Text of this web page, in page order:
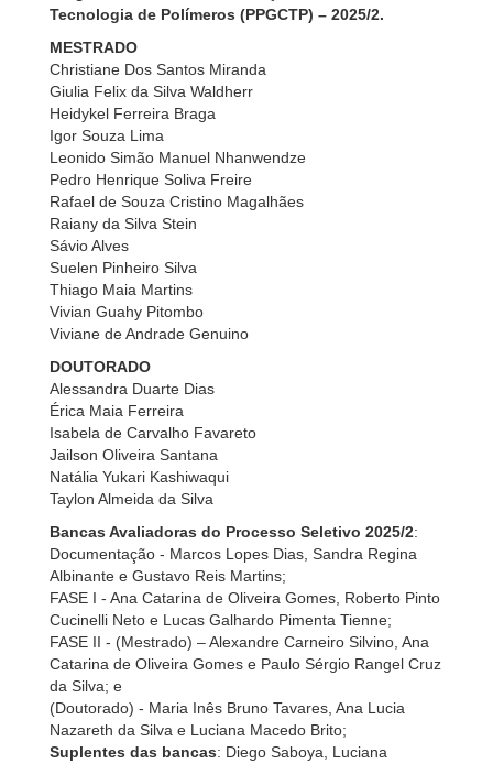
Tecnologia de Polímeros (PPGCTP) – 2025/2.
MESTRADO
Christiane Dos Santos Miranda
Giulia Felix da Silva Waldherr
Heidykel Ferreira Braga
Igor Souza Lima
Leonido Simão Manuel Nhanwendze
Pedro Henrique Soliva Freire
Rafael de Souza Cristino Magalhães
Raiany da Silva Stein
Sávio Alves
Suelen Pinheiro Silva
Thiago Maia Martins
Vivian Guahy Pitombo
Viviane de Andrade Genuino
DOUTORADO
Alessandra Duarte Dias
Érica Maia Ferreira
Isabela de Carvalho Favareto
Jailson Oliveira Santana
Natália Yukari Kashiwaqui
Taylon Almeida da Silva
Bancas Avaliadoras do Processo Seletivo 2025/2:
Documentação - Marcos Lopes Dias, Sandra Regina
Albinante e Gustavo Reis Martins;
FASE I - Ana Catarina de Oliveira Gomes, Roberto Pinto
Cucinelli Neto e Lucas Galhardo Pimenta Tienne;
FASE II - (Mestrado) – Alexandre Carneiro Silvino, Ana
Catarina de Oliveira Gomes e Paulo Sérgio Rangel Cruz
da Silva; e
(Doutorado) - Maria Inês Bruno Tavares, Ana Lucia
Nazareth da Silva e Luciana Macedo Brito;
Suplentes das bancas: Diego Saboya, Luciana